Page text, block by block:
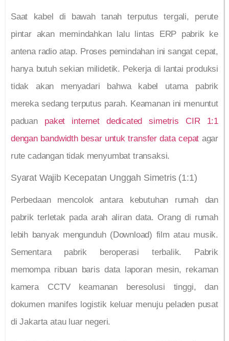
Saat kabel di bawah tanah terputus tergali, perute
pintar akan memindahkan lalu lintas ERP pabrik ke
antena radio atap. Proses pemindahan ini sangat cepat,
hanya butuh sekian milidetik. Pekerja di lantai produksi
tidak akan menyadari bahwa kabel utama pabrik
mereka sedang terputus parah. Keamanan ini menuntut
paduan paket internet dedicated simetris CIR 1:1
dengan bandwidth besar untuk transfer data cepat agar
rute cadangan tidak menyumbat transaksi.
Syarat Wajib Kecepatan Unggah Simetris (1:1)
Perbedaan mencolok antara kebutuhan rumah dan
pabrik terletak pada arah aliran data. Orang di rumah
lebih banyak mengunduh (Download) film atau musik.
Sementara pabrik beroperasi terbalik. Pabrik
memompa ribuan baris data laporan mesin, rekaman
kamera CCTV keamanan beresolusi tinggi, dan
dokumen manifes logistik keluar menuju peladen pusat
di Jakarta atau luar negeri.